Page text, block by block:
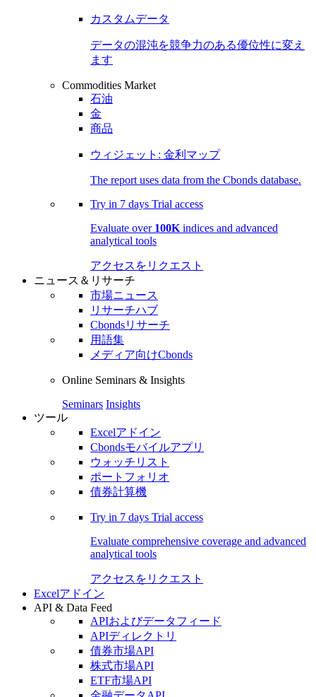
カスタムデータ
データの混沌を競争力のある優位性に変え
ます
Commodities Market
石油
金
商品
ウィジェット: 金利マップ
The report uses data from the Cbonds database.
Try in 7 days Trial access
Evaluate over 100K indices and advanced
analytical tools
アクセスをリクエスト
ニュース＆リサーチ
市場ニュース
リサーチハブ
Cbondsリサーチ
用語集
メディア向けCbonds
Online Seminars & Insights
Seminars Insights
ツール
Excelアドイン
Cbondsモバイルアプリ
ウォッチリスト
ポートフォリオ
債券計算機
Try in 7 days Trial access
Evaluate comprehensive coverage and advanced
analytical tools
アクセスをリクエスト
Excelアドイン
API & Data Feed
APIおよびデータフィード
APIディレクトリ
債券市場API
株式市場API
ETF市場API